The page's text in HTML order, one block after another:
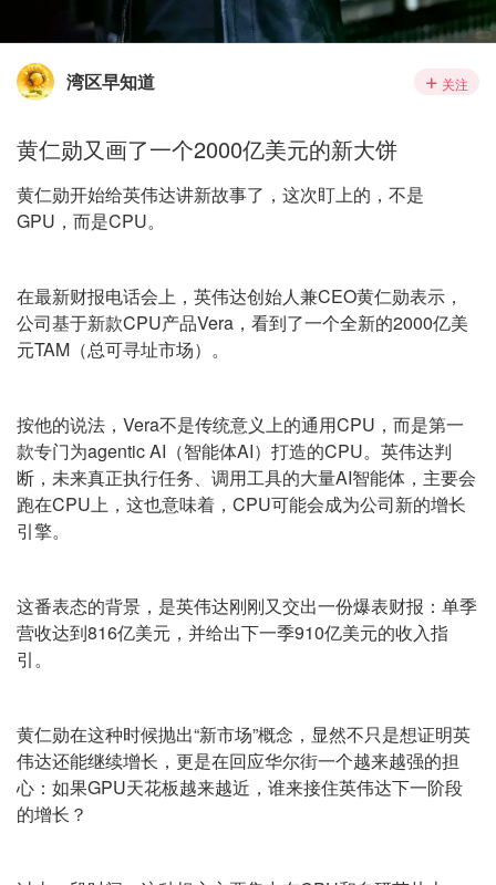
湾区早知道 关注
黄仁勋又画了一个2000亿美元的新大饼
黄仁勋开始给英伟达讲新故事了，这次盯上的，不是
GPU，而是CPU。
在最新财报电话会上，英伟达创始人兼CEO黄仁勋表示，
公司基于新款CPU产品Vera，看到了一个全新的2000亿美
元TAM（总可寻址市场）。
按他的说法，Vera不是传统意义上的通用CPU，而是第一
款专门为agentic AI（智能体AI）打造的CPU。英伟达判
断，未来真正执行任务、调用工具的大量AI智能体，主要会
跑在CPU上，这也意味着，CPU可能会成为公司新的增长
引擎。
这番表态的背景，是英伟达刚刚又交出一份爆表财报：单季
营收达到816亿美元，并给出下一季910亿美元的收入指
引。
黄仁勋在这种时候抛出“新市场”概念，显然不只是想证明英
伟达还能继续增长，更是在回应华尔街一个越来越强的担
心：如果GPU天花板越来越近，谁来接住英伟达下一阶段
的增长？